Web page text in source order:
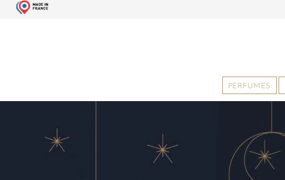
PERFUMES